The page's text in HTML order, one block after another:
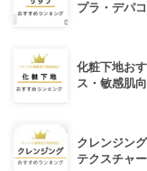
プラ・デパ
化粧下地お
ス・敏感肌
クレンジン
テクスチャ